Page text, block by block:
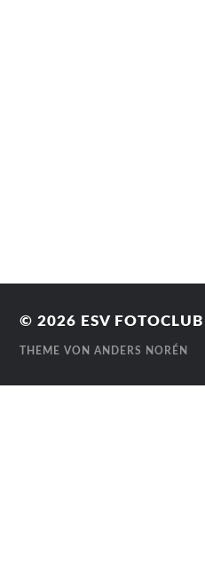
© 2026 ESV
THEME VONANDERS NORÉN